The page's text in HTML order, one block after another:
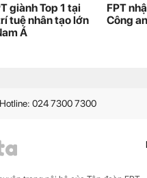
giành Top 1 tại
tuệ nhân tạo lớn
Á
FPT
Công an
Hotline: 024 7300 7300